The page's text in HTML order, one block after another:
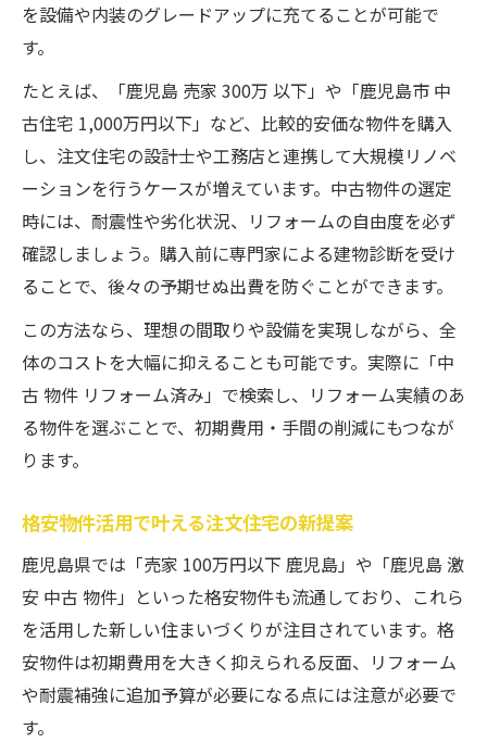
を設備や内装のグレードアップに充てることが可能で
す。
たとえば、「鹿児島 売家 300万 以下」や「鹿児島市 中
古住宅 1,000万円以下」など、比較的安価な物件を購入
し、注文住宅の設計士や工務店と連携して大規模リノベ
ーションを行うケースが増えています。中古物件の選定
時には、耐震性や劣化状況、リフォームの自由度を必ず
確認しましょう。購入前に専門家による建物診断を受け
ることで、後々の予期せぬ出費を防ぐことができます。
この方法なら、理想の間取りや設備を実現しながら、全
体のコストを大幅に抑えることも可能です。実際に「中
古 物件 リフォーム済み」で検索し、リフォーム実績のあ
る物件を選ぶことで、初期費用・手間の削減にもつなが
ります。
格安物件活用で叶える注文住宅の新提案
鹿児島県では「売家 100万円以下 鹿児島」や「鹿児島 激
安 中古 物件」といった格安物件も流通しており、これら
を活用した新しい住まいづくりが注目されています。格
安物件は初期費用を大きく抑えられる反面、リフォーム
や耐震補強に追加予算が必要になる点には注意が必要で
す。